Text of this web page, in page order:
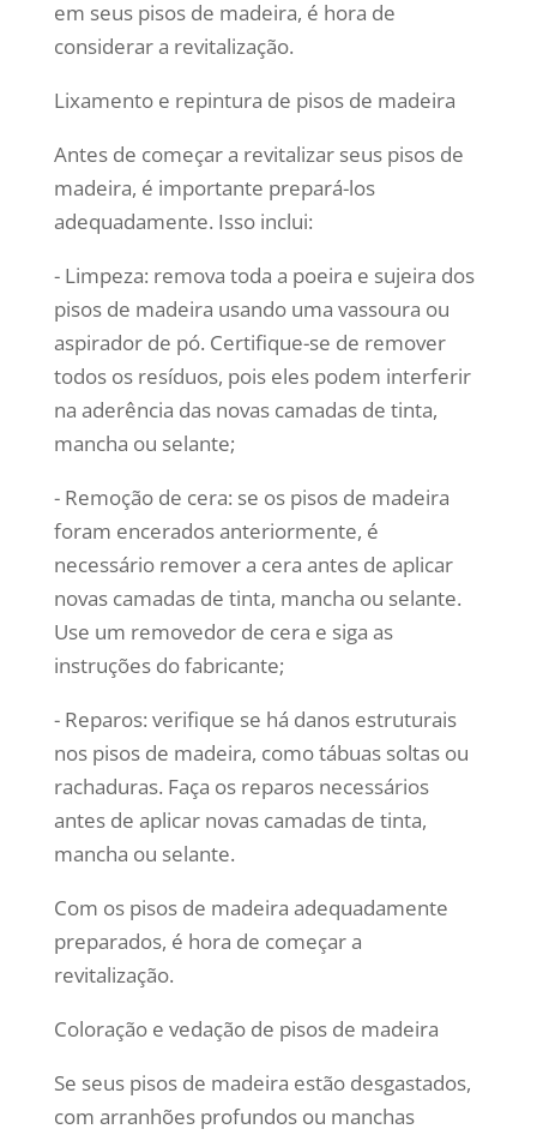
em seus pisos de madeira, é hora de
considerar a revitalização.
Lixamento e repintura de pisos de madeira
Antes de começar a revitalizar seus pisos de
madeira, é importante prepará-los
adequadamente. Isso inclui:
- Limpeza: remova toda a poeira e sujeira dos
pisos de madeira usando uma vassoura ou
aspirador de pó. Certifique-se de remover
todos os resíduos, pois eles podem interferir
na aderência das novas camadas de tinta,
mancha ou selante;
- Remoção de cera: se os pisos de madeira
foram encerados anteriormente, é
necessário remover a cera antes de aplicar
novas camadas de tinta, mancha ou selante.
Use um removedor de cera e siga as
instruções do fabricante;
- Reparos: verifique se há danos estruturais
nos pisos de madeira, como tábuas soltas ou
rachaduras. Faça os reparos necessários
antes de aplicar novas camadas de tinta,
mancha ou selante.
Com os pisos de madeira adequadamente
preparados, é hora de começar a
revitalização.
Coloração e vedação de pisos de madeira
Se seus pisos de madeira estão desgastados,
com arranhões profundos ou manchas